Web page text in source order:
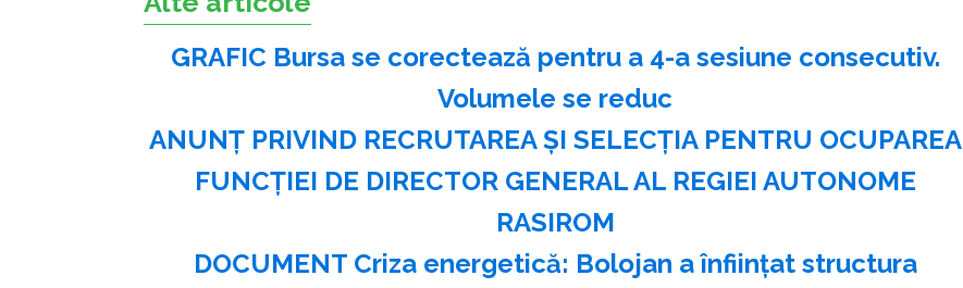
GRAFIC Bursa se corectează pentru a 4-a sesiune consecutiv.
Volumele se reduc
ANUNŢ PRIVIND RECRUTAREA ŞI SELECŢIA PENTRU OCUPAREA
FUNCŢIEI DE DIRECTOR GENERAL AL REGIEI AUTONOME
RASIROM
DOCUMENT Criza energetică: Bolojan a înființat structura